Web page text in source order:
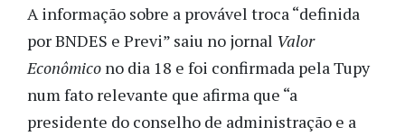
A informação sobre a provável troca “definida
por BNDES e Previ” saiu no jornal Valor
Econômico no dia 18 e foi confirmada pela Tupy
num fato relevante que afirma que “a
presidente do conselho de administração e a